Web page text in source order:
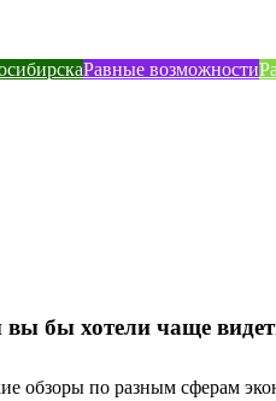
Равные возможности
вы бы хотели чаще
обзоры по разным сферам